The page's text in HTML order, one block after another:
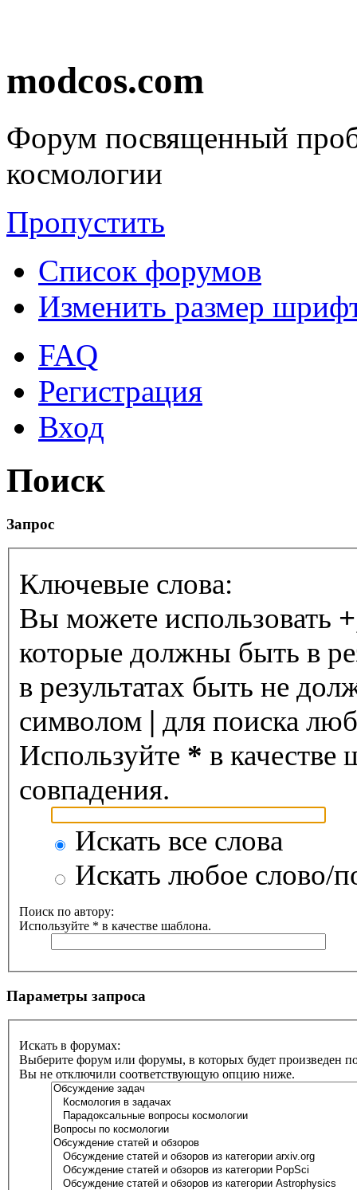
modcos.com
Форум посвященный
космологии
Пропустить
Список форумов
Изменить размер
FAQ
Регистрация
Вход
Поиск
Запрос
Ключевые слова:
Вы можете использовать +
которые должны быть в
в результатах быть не
символом | для поиска
Используйте * в качестве
совпадения.
Искать все слова
Искать любое слово/
Поиск по автору:
Используйте * в качестве шаблона.
Параметры запроса
Искать в форумах:
Выберите форум или форумы, в которых будет произведен
Вы не отключили соответствующую опцию ниже.